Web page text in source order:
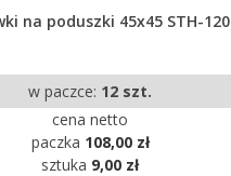
na poduszki 45x45 STH-120
w paczce: 12 szt.
cena netto
paczka 108,00 zł
sztuka 9,00 zł